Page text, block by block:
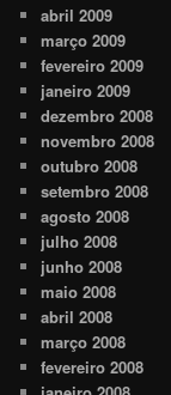
abril 2009
março 2009
fevereiro 2009
janeiro 2009
dezembro 2008
novembro 2008
outubro 2008
setembro 2008
agosto 2008
julho 2008
junho 2008
maio 2008
abril 2008
março 2008
fevereiro 2008